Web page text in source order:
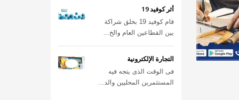
أثر كوفيد 19
قام كوفيد 19 بخلق شراكة
بين القطاعين العام والخ...
التجارة الإلكترونية
فى الوقت الذى يتجه فيه
المستثمرين المحليين والد...